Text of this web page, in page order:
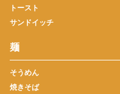
トースト
サンドイッチ
麺
そうめん
焼きそば